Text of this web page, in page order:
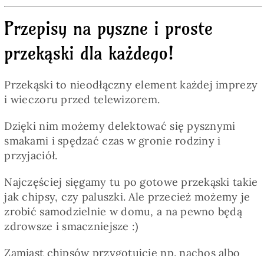
Posiłki
SKLEP
Polski
Przepisy na pyszne i proste
przekąski dla każdego!
Przekąski to nieodłączny element każdej imprezy
i wieczoru przed telewizorem.
Dzięki nim możemy delektować się pysznymi
smakami i spędzać czas w gronie rodziny i
przyjaciół.
Najczęściej sięgamy tu po gotowe przekąski takie
jak chipsy, czy paluszki. Ale przecież możemy je
zrobić samodzielnie w domu, a na pewno będą
zdrowsze i smaczniejsze :)
Zamiast chipsów przygotujcie np. nachos albo